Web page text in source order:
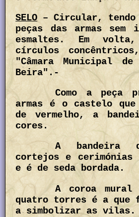
SELO – Circular, tendo
peças das armas sem
esmaltes. Em
círculos
"Câmara Municipal
Beira" .-
Como a peça
armas é o castelo
de vermelho, a
cores.
A bandeira
cortejos e cerimónias
e é de seda bordada.
A coroa
quatro torres é a que
a simbolizar as vilas.